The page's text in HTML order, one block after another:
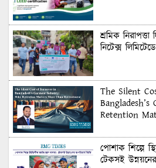
শ্রমিক
নিটেক্স
The Silent
Retention
পোশাক শিল্পে
টেকসই উন্নয়নের